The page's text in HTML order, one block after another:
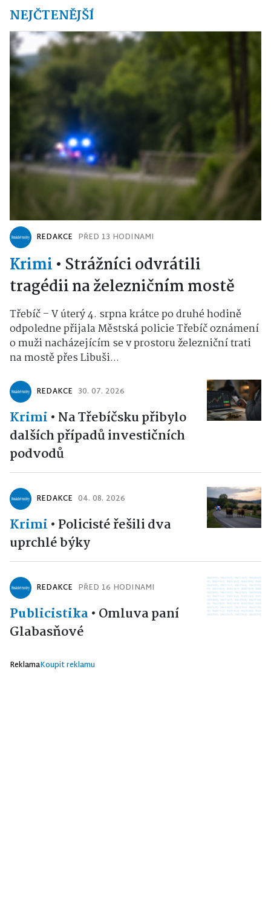
NEJČTENĚJŠÍ
REDAKCE PŘED 13 HODINAMI
Krimi • Strážníci odvrátili
tragédii na železničním mostě
Třebíč – V úterý 4. srpna krátce po druhé hodině
odpoledne přijala Městská policie Třebíč oznámení
o muži nacházejícím se v prostoru železniční trati
na mostě přes Libuši...
REDAKCE 30. 07. 2026
Krimi • Na Třebíčsku přibylo
dalších případů investičních
podvodů
REDAKCE 04. 08. 2026
Krimi • Policisté řešili dva
uprchlé býky
REDAKCE PŘED 16 HODINAMI
Publicistika• Omluva paní
Glabasňové
ReklamaKoupit reklamu